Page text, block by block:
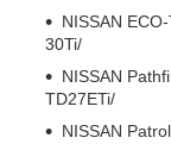
NISSAN
30Ti/
NISSAN
TD27ETi/
NISSAN